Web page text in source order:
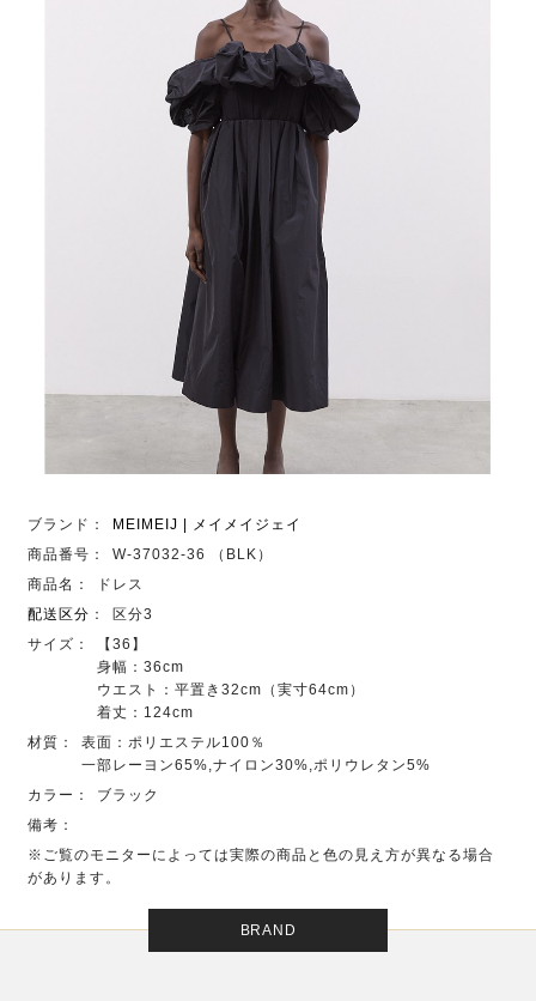
ブランド：
MEIMEIJ | メイメイジェイ
商品番号：
W-37032-36 （BLK）
商品名：
ドレス
配送区分 ：
区分3
サイズ：
【36】
身幅：36cm
ウエスト：平置き32cm（実寸64cm）
着丈：124cm
材質：
表面：ポリエステル100％
一部レーヨン65%,ナイロン30%,ポリウレタン5%
カラー：
ブラック
備考：
※ご覧のモニターによっては実際の商品と色の見え方が異なる場合
があります。
BRAND